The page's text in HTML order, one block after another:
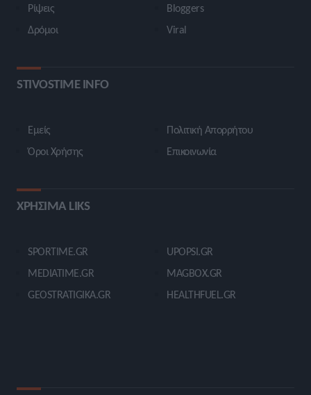
Ρίψεις
Δρόμοι
Bloggers
Viral
STIVOSTIME INFO
Εμείς
Όροι Χρήσης
Πολιτική Απορρήτου
Επικοινωνία
ΧΡΗΣΙΜΑ LIKS
SPORTIME.GR
MEDIATIME.GR
GEOSTRATIGIKA.GR
UPOPSI.GR
MAGBOX.GR
HEALTHFUEL.GR